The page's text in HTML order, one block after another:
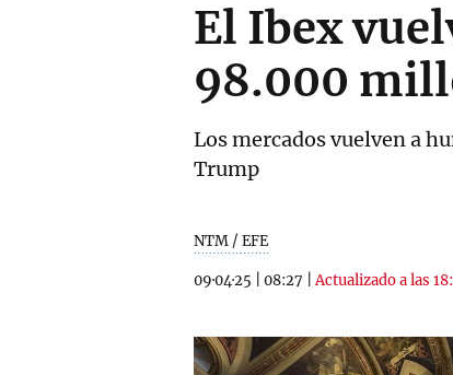
El Ibex
98.000
Los mercados vuelven a
Trump
NTM / EFE
09·04·25 08:27 |Actualizado a las